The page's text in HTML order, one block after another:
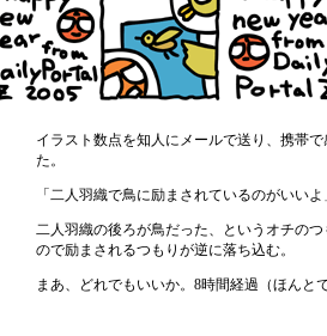
イラスト数点を知人にメールで送り、携帯
た。
「二人羽織で鳥に励まされているのがいいよ
二人羽織の後ろが鳥だった、というオチのつ
ので励まされるつもりが逆に落ち込む。
まあ、どれでもいいか。8時間経過（ほんとで